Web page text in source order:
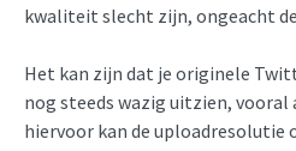
kwaliteit slecht zijn, ongeacht
Het kan zijn dat je originele
nog steeds wazig uitzien, vooral
hiervoor kan de uploadresolutie